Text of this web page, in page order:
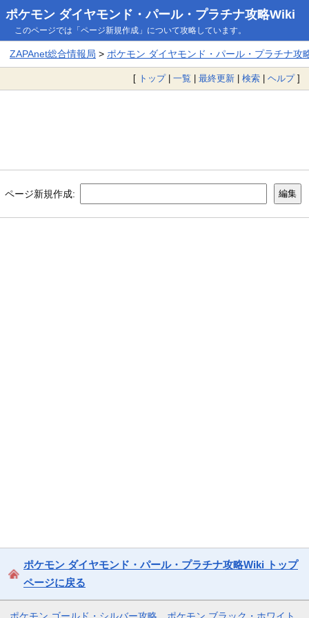
ポケモン ダイヤモンド・パール・プラチナ攻略Wiki
このページでは「ページ新規作成」について攻略しています。
ZAPAnet総合情報局 > ポケモン ダイヤモンド・パール・プラチナ攻
[ トップ| 一覧 | 最終更新 | 検索 | ヘルプ]
ページ新規作成:
ポケモン ダイヤモンド・パール・プラチナ攻略Wiki トップ
ページに戻る
ポケモン ゴールド・シルバー攻略 ポケモン ブラック・ホワイト